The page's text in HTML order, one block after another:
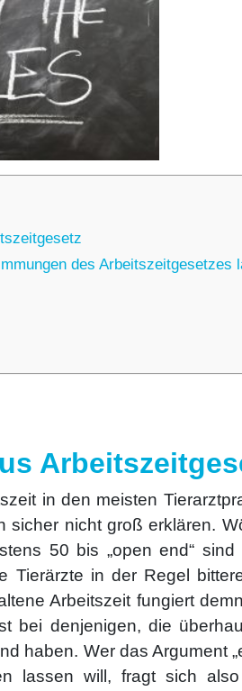
des Arbeits­zeit­ge­set­zes
in den meis­ten
sicher nicht groß erklä­ren.
50 bis „open end“ sind
Tier­ärz­te in der Regel
Arbeits­zeit fun­giert
bei den­je­ni­gen, die
haben. Wer das Argu­ment
las­sen will, fragt sich